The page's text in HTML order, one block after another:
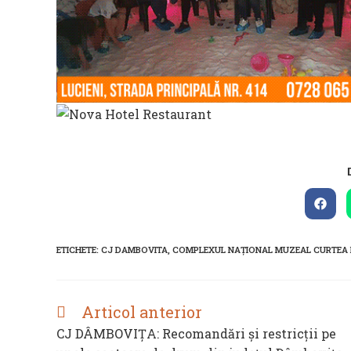
Opens
in
ETICHETE: CJ DAMBOVITA, COMPLEXUL NAȚIONAL MUZEAL
READ
MORE
ARTICLES
Articol anterior
CJ DÂMBOVIȚA: Recomandări și restricții pe